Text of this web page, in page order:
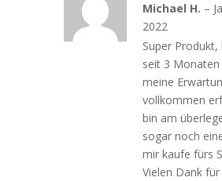
5von 5
Michael H. –
2022
Super
seit 3
meine
vollkommen
bin am
sogar noch
mir kaufe fürs
Vielen Dank